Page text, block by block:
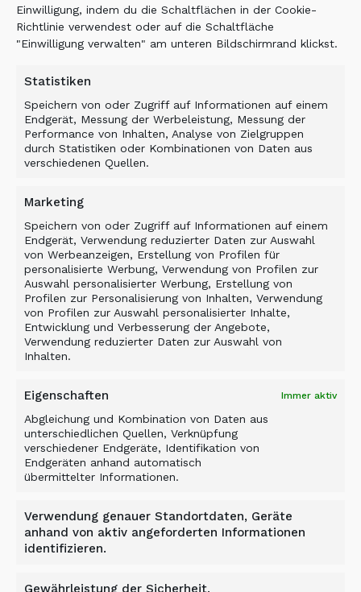
Einwilligung, indem du die Schaltflächen in der Cookie-
Richtlinie verwendest oder auf die Schaltfläche
"Einwilligung verwalten" am unteren Bildschirmrand klickst.
Statistiken
Speichern von oder Zugriff auf Informationen auf einem
Endgerät, Messung der Werbeleistung, Messung der
Performance von Inhalten, Analyse von Zielgruppen
durch Statistiken oder Kombinationen von Daten aus
verschiedenen Quellen.
Marketing
Speichern von oder Zugriff auf Informationen auf einem
Endgerät, Verwendung reduzierter Daten zur Auswahl
von Werbeanzeigen, Erstellung von Profilen für
personalisierte Werbung, Verwendung von Profilen zur
Auswahl personalisierter Werbung, Erstellung von
Profilen zur Personalisierung von Inhalten, Verwendung
von Profilen zur Auswahl personalisierter Inhalte,
Entwicklung und Verbesserung der Angebote,
Verwendung reduzierter Daten zur Auswahl von
Inhalten.
Eigenschaften Immer aktiv
Abgleichung und Kombination von Daten aus
unterschiedlichen Quellen, Verknüpfung
verschiedener Endgeräte, Identifikation von
Endgeräten anhand automatisch
übermittelter Informationen.
Verwendung genauer Standortdaten, Geräte
anhand von aktiv angeforderten Informationen
identifizieren.
Gewährleistung der Sicherheit,
Transformer sowohl bei trockenem als auch bei
feuchtem Material einwandfrei funktioniert, ohne
zu verstopfen.
Die ALLU TS
Trommeln sind mit zwei verschiedenen
Schlegeltypen erhältlich: Standardschlegel für
Siebanwendungen und Axtschlegel, wenn ein
Brech- oder Zerkleinerungseffekt erforderlich
16-32 mm, 25-50 mm und 35 mm. Die aktuelle
ermöglicht noch mehr unterschiedliche
Korngrößen mit nur einem Separator. Die
Korngröße wird dabei mit einem Rasterkamm
durch den Abstand der Siebkämme bestimmt,
wobei der Wechsel von einer Sieblinie auf die
andere schnell und einfach erledigt ist. Dank
des ALLU TS
®
Diese innovative Technik wird von ALLU als
4 ALLU Transformer M Serie auf der bauma
Quelle: ALLUWeitere Schlegelvarianten
Schlegelvarianten auf dem Markt. Das
Einzelschlegel-Setup (Single) ordnet zwei oder
einem Siebkamm zwischen den Schlegeln an.